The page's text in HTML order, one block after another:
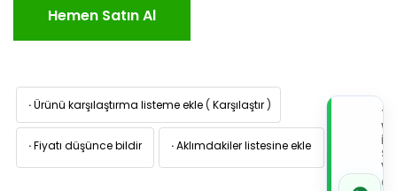
Hemen Satın Al
·Ürünü karşılaştırma listeme ekle ( Karşılaştır )
·Fiyatı düşünce bildir ·Aklımdakiler listesine ekle
İLE